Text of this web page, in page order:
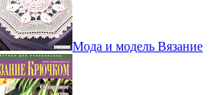
Мода и модель Вязание